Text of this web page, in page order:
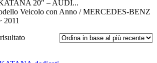
20″ – AUDI...
Veicolo con Anno / MERCEDES-BENZ